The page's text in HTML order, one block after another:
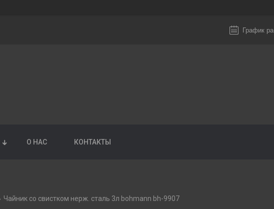
График
О НАС КОНТАКТЫ
Чайник со свистком нерж. сталь 3л bohmann bh-9907